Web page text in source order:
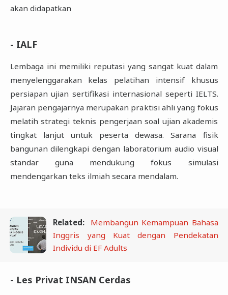
akan didapatkan
- IALF
Lembaga ini memiliki reputasi yang sangat kuat dalam
menyelenggarakan kelas pelatihan intensif khusus
persiapan ujian sertifikasi internasional seperti IELTS.
Jajaran pengajarnya merupakan praktisi ahli yang fokus
melatih strategi teknis pengerjaan soal ujian akademis
tingkat lanjut untuk peserta dewasa. Sarana fisik
bangunan dilengkapi dengan laboratorium audio visual
standar guna mendukung fokus simulasi
mendengarkan teks ilmiah secara mendalam.
Related:
Membangun Kemampuan Bahasa
Inggris yang Kuat dengan Pendekatan
Individu di EF Adults
- Les Privat INSAN Cerdas